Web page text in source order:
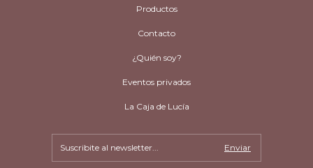
Productos
Contacto
¿Quién soy?
Eventos privados
La Caja de Lucía